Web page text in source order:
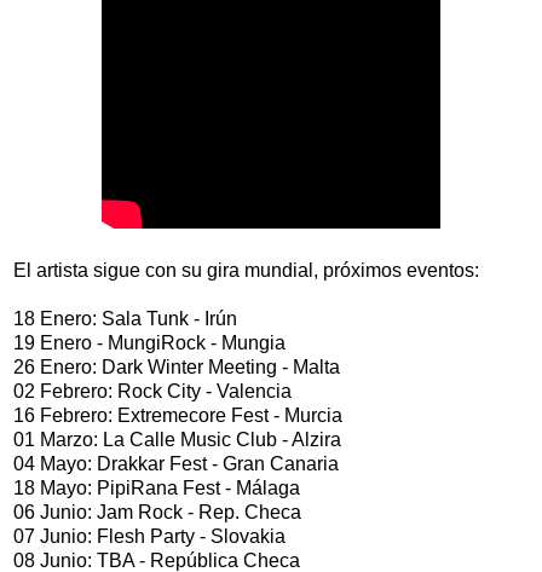
El artista sigue con su gira mundial, próximos eventos:
18 Enero: Sala Tunk - Irún
19 Enero - MungiRock - Mungia
26 Enero: Dark Winter Meeting - Malta
02 Febrero: Rock City - Valencia
16 Febrero: Extremecore Fest - Murcia
01 Marzo: La Calle Music Club - Alzira
04 Mayo: Drakkar Fest - Gran Canaria
18 Mayo: PipiRana Fest - Málaga
06 Junio: Jam Rock - Rep. Checa
07 Junio: Flesh Party - Slovakia
08 Junio: TBA - República Checa